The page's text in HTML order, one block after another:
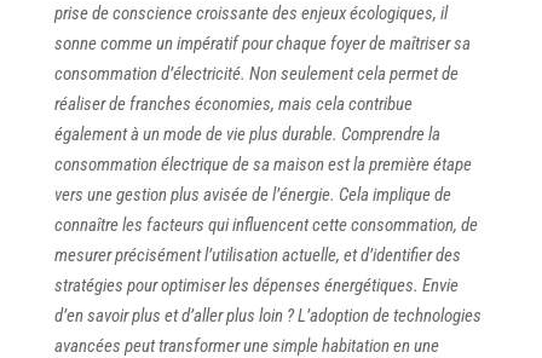
prise de conscience croissante des enjeux écologiques, il
sonne comme un impératif pour chaque foyer de maîtriser sa
consommation d’électricité. Non seulement cela permet de
réaliser de franches économies, mais cela contribue
également à un mode de vie plus durable. Comprendre la
consommation électrique de sa maison est la première étape
vers une gestion plus avisée de l’énergie. Cela implique de
connaître les facteurs qui influencent cette consommation, de
mesurer précisément l’utilisation actuelle, et d’identifier des
stratégies pour optimiser les dépenses énergétiques. Envie
d’en savoir plus et d’aller plus loin ? L’adoption de technologies
avancées peut transformer une simple habitation en une